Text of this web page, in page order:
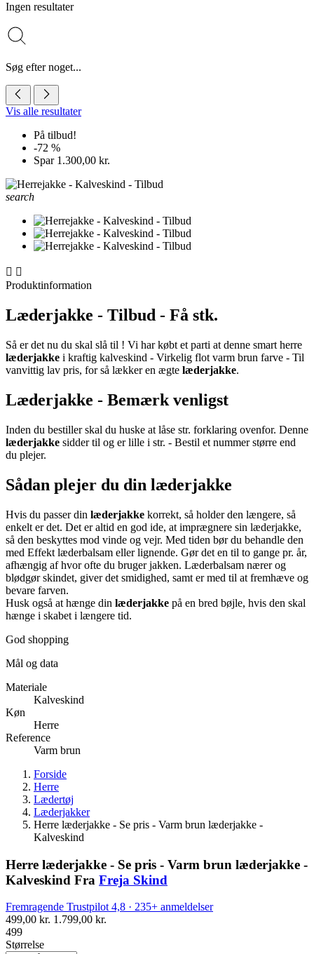
Ingen resultater
Søg efter noget...
Vis alle resultater
På tilbud!
-72 %
Spar 1.300,00 kr.
search
 
Produktinformation
Læderjakke - Tilbud - Få stk.
Så er det nu du skal slå til ! Vi har købt et parti at denne smart herre
læderjakke i kraftig kalveskind - Virkelig flot varm brun farve - Til
vanvittig lav pris, for så lækker en ægte læderjakke.
Læderjakke - Bemærk venligst
Inden du bestiller skal du huske at låse str. forklaring ovenfor. Denne
læderjakke sidder til og er lille i str. - Bestil et nummer større end
du plejer.
Sådan plejer du din læderjakke
Hvis du passer din læderjakke korrekt, så holder den længere, så
enkelt er det. Det er altid en god ide, at imprægnere sin læderjakke,
så den beskyttes mod vinde og vejr. Med tiden bør du behandle den
med Effekt læderbalsam eller lignende. Gør det en til to gange pr. år,
afhængig af hvor ofte du bruger jakken. Læderbalsam nærer og
blødgør skindet, giver det smidighed, samt er med til at fremhæve og
bevare farven.
Husk også at hænge din læderjakke på en bred bøjle, hvis den skal
hænge i skabet i længere tid.
God shopping
Mål og data
Materiale
Kalveskind
Køn
Herre
Reference
Varm brun
Forside
Herre
Lædertøj
Læderjakker
Herre læderjakke - Se pris - Varm brun læderjakke -
Kalveskind
Herre læderjakke - Se pris - Varm brun læderjakke -
Kalveskind Fra Freja Skind
Fremragende Trustpilot 4,8 · 235+ anmeldelser
499,00 kr. 1.799,00 kr.
499
Størrelse